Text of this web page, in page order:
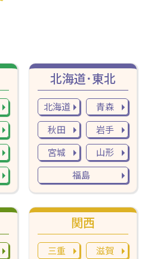
関西
三重
滋賀
北海道･東北
北海道
青森
秋田
岩手
宮城
山形
福島